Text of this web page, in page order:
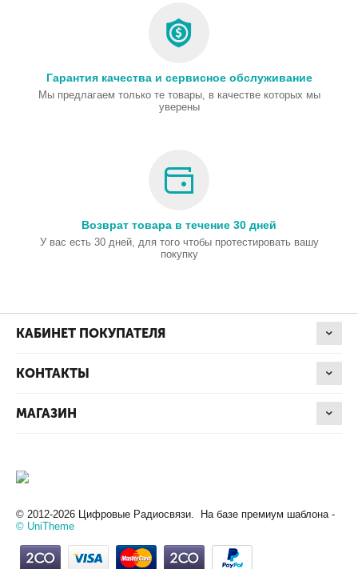
Гарантия качества и сервисное обслуживание
Мы предлагаем только те товары, в качестве которых мы
уверены
Возврат товара в течение 30 дней
У вас есть 30 дней, для того чтобы протестировать вашу
покупку
КАБИНЕТ ПОКУПАТЕЛЯ
КОНТАКТЫ
МАГАЗИН
© 2012-2026 Цифровые Радиосвязи. На базе премиум шаблона -
© UniTheme